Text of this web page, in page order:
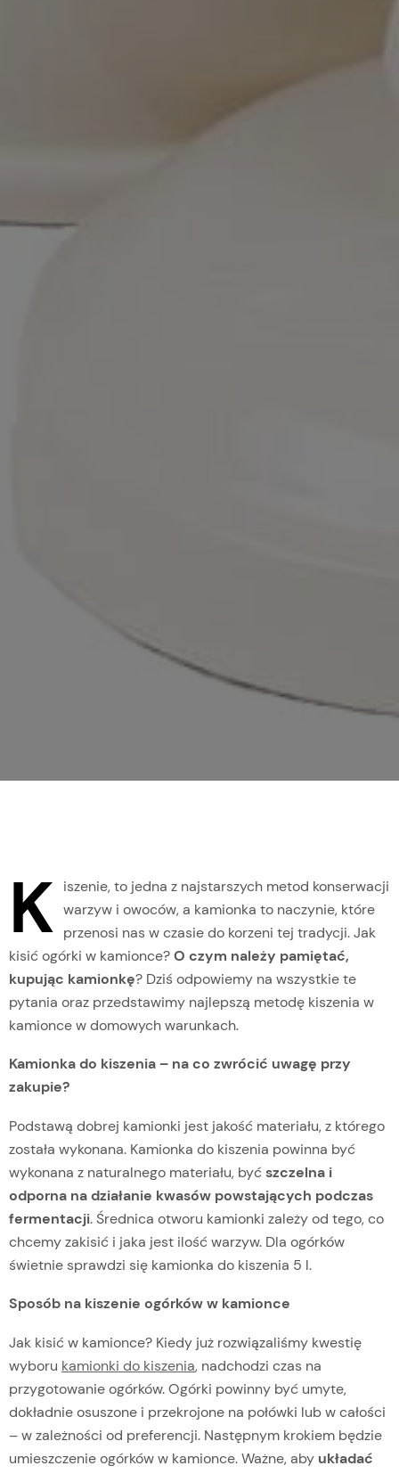
K iszenie, to jedna z najstarszych metod konserwacji
warzyw i owoców, a kamionka to naczynie, które
przenosi nas w czasie do korzeni tej tradycji. Jak
kisić ogórki w kamionce?O czym należy pamiętać,
kupując kamionkę? Dziś odpowiemy na wszystkie te
pytania oraz przedstawimy najlepszą metodę kiszenia w
kamionce w domowych warunkach.
Kamionka do kiszenia – na co zwrócić uwagę przy
zakupie?
Podstawą dobrej kamionki jest jakość materiału, z którego
została wykonana. Kamionka do kiszenia powinna być
wykonana z naturalnego materiału, byćszczelna i
odporna na działanie kwasów powstających podczas
fermentacji. Średnica otworu kamionki zależy od tego, co
chcemy zakisić i jaka jest ilość warzyw. Dla ogórków
świetnie sprawdzi się kamionka do kiszenia 5 l.
Sposób na kiszenie ogórków w kamionce
Jak kisić w kamionce? Kiedy już rozwiązaliśmy kwestię
wyboru kamionki do kiszenia, nadchodzi czas na
przygotowanie ogórków. Ogórki powinny być umyte,
dokładnie osuszone i przekrojone na połówki lub w całości
– w zależności od preferencji. Następnym krokiem będzie
umieszczenie ogórków w kamionce. Ważne, aby układać